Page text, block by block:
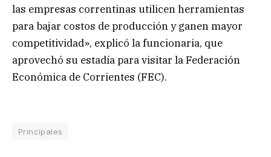
las empresas correntinas utilicen herramientas
para bajar costos de producción y ganen mayor
competitividad», explicó la funcionaria, que
aprovechó su estadía para visitar la Federación
Económica de Corrientes (FEC).
Principales